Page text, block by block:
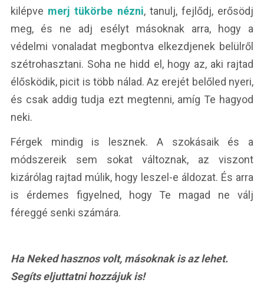
kilépve merj tükörbe nézni, tanulj, fejlődj, erősödj
meg, és ne adj esélyt másoknak arra, hogy a
védelmi vonaladat megbontva elkezdjenek belülről
szétrohasztani. Soha ne hidd el, hogy az, aki rajtad
élősködik, picit is több nálad. Az erejét belőled nyeri,
és csak addig tudja ezt megtenni, amíg Te hagyod
neki.
Férgek mindig is lesznek. A szokásaik és a
módszereik sem sokat változnak, az viszont
kizárólag rajtad múlik, hogy leszel-e áldozat. És arra
is érdemes figyelned, hogy Te magad ne válj
féreggé senki számára.
Ha Neked hasznos volt, másoknak is az lehet.
Segíts eljuttatni hozzájuk is!